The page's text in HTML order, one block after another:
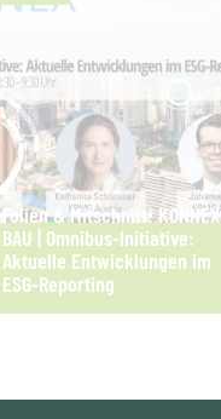
Folien & Mitschnitt: KONNEX
BAU | Omnibus-Initiative:
Aktuelle Entwicklungen im
ESG-Reporting